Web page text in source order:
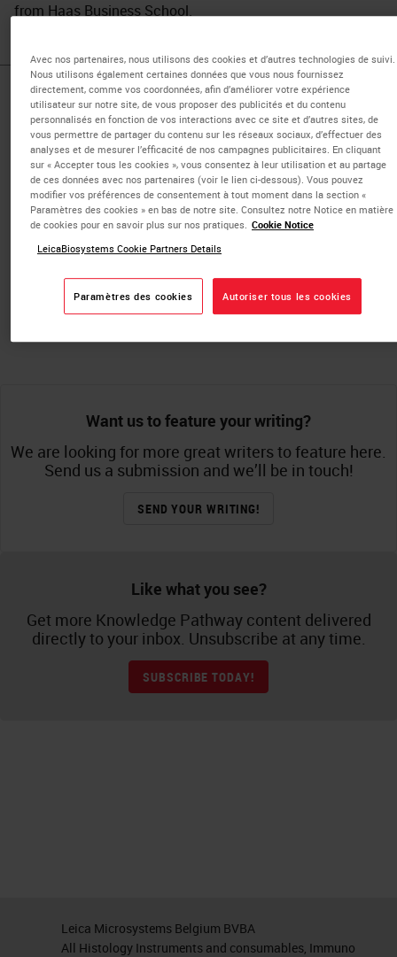
from Haas Business School.
Published Pieces by
Luke Restorick
Panel Discussion: Transforming
Pathology Through Innovation
our global panel of expert pathologists and
learn more about AI, digital pathology, and how
Want us to feature your writing?
We are looking for more great writers to feature here.
Send us a submission and we’ll be in touch!
SEND YOUR WRITING!
Like what you see?
Get more Knowledge Pathway content delivered
directly to your inbox. Unsubscribe at any time.
SUBSCRIBE TODAY!
Leica Microsystems Belgium BVBA
All Histology Instruments and consumables, Immuno
Avec nos partenaires, nous utilisons des cookies et d’autres technologies de suivi.
Nous utilisons également certaines données que vous nous fournissez
directement, comme vos coordonnées, afin d’améliorer votre expérience
utilisateur sur notre site, de vous proposer des publicités et du contenu
personnalisés en fonction de vos interactions avec ce site et d’autres sites, de
vous permettre de partager du contenu sur les réseaux sociaux, d’effectuer des
analyses et de mesurer l’efficacité de nos campagnes publicitaires. En cliquant
sur « Accepter tous les cookies », vous consentez à leur utilisation et au partage
de ces données avec nos partenaires (voir le lien ci-dessous). Vous pouvez
modifier vos préférences de consentement à tout moment dans la section «
Paramètres des cookies » en bas de notre site. Consultez notre Notice en matière
de cookies pour en savoir plus sur nos pratiques. Cookie Notice
LeicaBiosystems Cookie Partners Details
Paramètres des cookies Autoriser tous les cookies